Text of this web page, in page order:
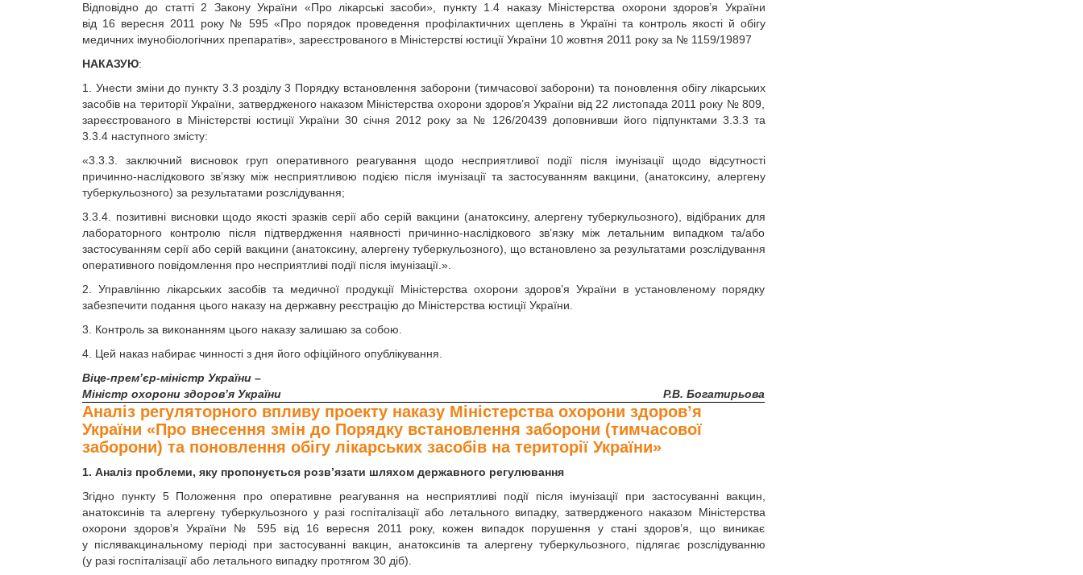
Відповідно до статті 2 Закону України «Про лікарські засоби», пункту 1.4 наказу Міністерства охорони здоров’я України
від 16 вересня 2011 року № 595 «Про порядок проведення профілактичних щеплень в Україні та контроль якості й обігу
медичних імунобіологічних препаратів», зареєстрованого в Міністерстві юстиції України 10 жовтня 2011 року за № 1159/19897
НАКАЗУЮ:
1. Унести зміни до пункту 3.3 розділу 3 Порядку встановлення заборони (тимчасової заборони) та поновлення обігу лікарських
засобів на території України, затвердженого наказом Міністерства охорони здоров’я України від 22 листопада 2011 року № 809,
зареєстрованого в Міністерстві юстиції України 30 січня 2012 року за № 126/20439 доповнивши його підпунктами 3.3.3 та
3.3.4 наступного змісту:
«3.3.3. заключний висновок груп оперативного реагування щодо несприятливої події після імунізації щодо відсутності
причинно-наслідкового зв’язку між несприятливою подією після імунізації та застосуванням вакцини, (анатоксину, алергену
туберкульозного) за результатами розслідування;
3.3.4. позитивні висновки щодо якості зразків серії або серій вакцини (анатоксину, алергену туберкульозного), відібраних для
лабораторного контролю після підтвердження наявності причинно-наслідкового зв’язку між летальним випадком та/або
застосуванням серії або серій вакцини (анатоксину, алергену туберкульозного), що встановлено за результатами розслідування
оперативного повідомлення про несприятливі події після імунізації.».
2. Управлінню лікарських засобів та медичної продукції Міністерства охорони здоров’я України в установленому порядку
забезпечити подання цього наказу на державну реєстрацію до Міністерства юстиції України.
3. Контроль за виконанням цього наказу залишаю за собою.
4. Цей наказ набирає чинності з дня його офіційного опублікування.
Віце-прем’єр-міністр України –
Міністр охорони здоров’я України
Р.В. Богатирьова
Аналіз регуляторного впливу проекту наказу Міністерства охорони здоров’я
України «Про внесення змін до Порядку встановлення заборони (тимчасової
заборони) та поновлення обігу лікарських засобів на території України»
1. Аналіз проблеми, яку пропонується розв’язати шляхом державного регулювання
Згідно пункту 5 Положення про оперативне реагування на несприятливі події після імунізації при застосуванні вакцин,
анатоксинів та алергену туберкульозного у разі госпіталізації або летального випадку, затвердженого наказом Міністерства
охорони здоров’я України № 595 від 16 вересня 2011 року, кожен випадок порушення у стані здоров’я, що виникає
у післявакцинальному періоді при застосуванні вакцин, анатоксинів та алергену туберкульозного, підлягає розслідуванню
(у разі госпіталізації або летального випадку протягом 30 діб).